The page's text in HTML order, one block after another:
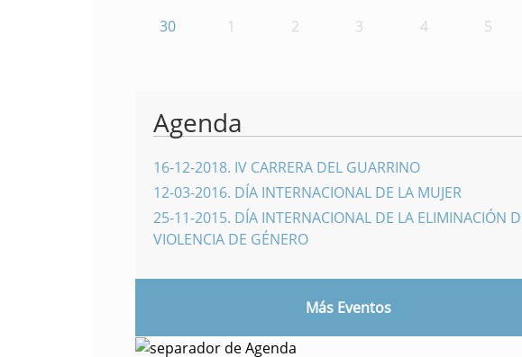
30 1 2 3 4 5
Agenda
16-12-2018. IV CARRERA DEL GUARRINO
12-03-2016. DÍA INTERNACIONAL DE LA MUJER
25-11-2015. DÍA INTERNACIONAL DE LA ELIMINACIÓN
VIOLENCIA DE GÉNERO
Más Eventos